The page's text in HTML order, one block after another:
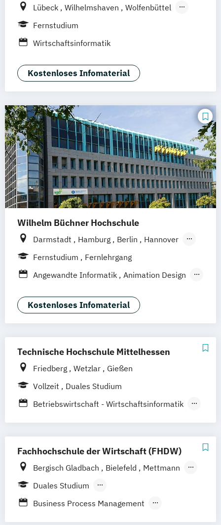
Lübeck Wilhelmshaven
Wolfenbüttel
Hildesheim
Fernstudium
Wirtschaftsinformatik
Kostenloses Infomaterial
Wilhelm Büchner Hochschule
Darmstadt Hamburg Berlin
Hannover
Bonn
Nürnberg München
Zürich Rostock Dortmund
Fernstudium
Fernlehrgang
Angewandte Informatik
Animation Design
Big Data und Data Science
Digitale Medien Game Design
KI und maschinelles Lernen
Kommunikationsdesign
Medizinische Informatik
Nachhaltiges Design
Kostenloses Infomaterial
Technische Hochschule Mittelhessen
Friedberg Wetzlar
Gießen
Vollzeit
Duales Studium
Betriebswirtschaft - Wirtschaftsinformatik
Wirtschaftsinformatik
Fachhochschule der Wirtschaft (FHDW)
Bergisch Gladbach Bielefeld
Mettmann
Paderborn
Marburg
Duales Studium
Berufsbegleitendes Präsenzstudium
Business Process Management